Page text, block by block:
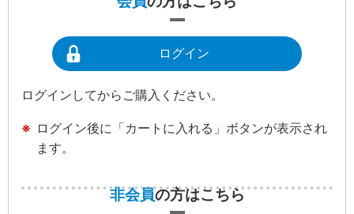
ログイン
ログインしてからご購入ください。
ログイン後に「カートに入れる」ボタンが表示され
ます。
非会員の方はこちら